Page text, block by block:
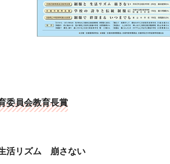
委員会教育長賞
活リズム 崩さない